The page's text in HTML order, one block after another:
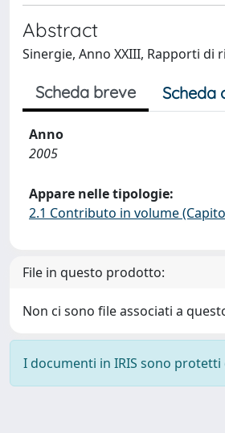
Abstract
Sinergie, Anno XXIII, Rapporti di
Scheda breve Scheda
Anno
2005
Appare nelle tipologie:
2.1 Contributo in volume
File in questo prodotto:
Non ci sono file associati a
I documenti in IRIS sono